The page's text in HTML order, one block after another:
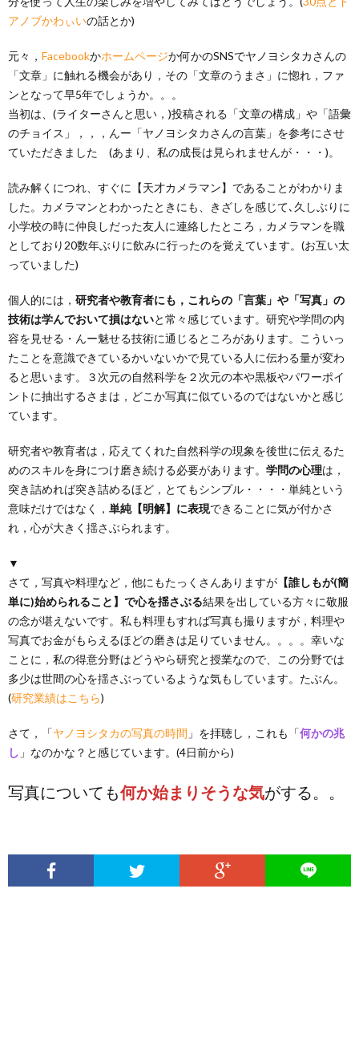
アノブかわぃいの話とか)
元々， Facebookかホームページか何かのSNSでヤノヨシタカさんの
「文章」に触れる機会があり，その「文章のうまさ」に惚れ，ファ
ンとなって早5年でしょうか。。。
当初は、(ライターさんと思い，)投稿される「文章の構成」や「語彙
のチョイス」，，，んー「ヤノヨシタカさんの言葉」を参考にさせ
ていただきました (あまり、私の成長は見られませんが・・・)。
読み解くにつれ、すぐに【天才カメラマン】であることがわかりま
した。カメラマンとわかったときにも、きざしを感じて､久しぶりに
小学校の時に仲良しだった友人に連絡したところ，カメラマンを職
としており20数年ぶりに飲みに行ったのを覚えています。(お互い太
っていました)
個人的には， 研究者や教育者にも，これらの「言葉」や「写真」の
技術は学んでおいて損はないと常々感じています。研究や学問の内
容を見せる・んー魅せる技術に通じるところがあります。こういっ
たことを意識できているかいないかで見ている人に伝わる量が変わ
ると思います。３次元の自然科学を２次元の本や黒板やパワーポイ
ントに抽出するさまは，どこか写真に似ているのではないかと感じ
ています。
研究者や教育者は，応えてくれた自然科学の現象を後世に伝えるた
めのスキルを身につけ磨き続ける必要があります。 学問の心理は，
突き詰めれば突き詰めるほど，とてもシンプル・・・・単純という
意味だけではなく， 単純【明解】に表現できることに気が付かさ
れ，心が大きく揺さぶられます。
▼
さて，写真や料理など，他にもたっくさんありますが 【誰しもが(簡
単に)始められること】で心を揺さぶる結果を出している方々に敬服
の念が堪えないです。私も料理もすれば写真も撮りますが，料理や
写真でお金がもらえるほどの磨きは足りていません。。。。幸いな
ことに，私の得意分野はどうやら研究と授業なので、この分野では
多少は世間の心を揺さぶっているような気もしています。たぶん。
(研究業績はこちら)
さて，「ヤノヨシタカの写真の時間 」を拝聴し，これも「何かの兆
し 」なのかな？と感じています。(4日前から)
写真についても何か始まりそうな気がする。。